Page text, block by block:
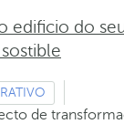
edificio do
de